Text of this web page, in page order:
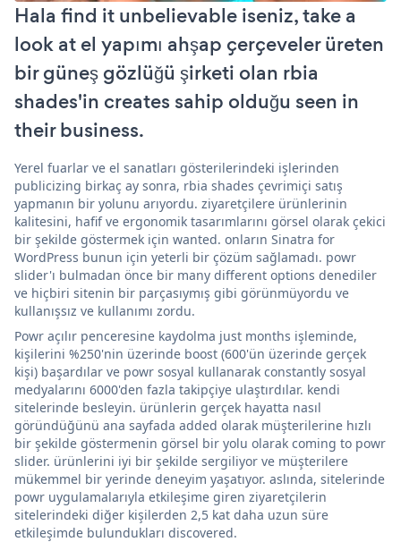
Hala find it unbelievable iseniz, take a
look at el yapımı ahşap çerçeveler üreten
bir güneş gözlüğü şirketi olan rbia
shades'in creates sahip olduğu seen in
their business.
Yerel fuarlar ve el sanatları gösterilerindeki işlerinden
publicizing birkaç ay sonra, rbia shades çevrimiçi satış
yapmanın bir yolunu arıyordu. ziyaretçilere ürünlerinin
kalitesini, hafif ve ergonomik tasarımlarını görsel olarak çekici
bir şekilde göstermek için wanted. onların Sinatra for
WordPress bunun için yeterli bir çözüm sağlamadı. powr
slider'ı bulmadan önce bir many different options denediler
ve hiçbiri sitenin bir parçasıymış gibi görünmüyordu ve
kullanışsız ve kullanımı zordu.
Powr açılır penceresine kaydolma just months işleminde,
kişilerini %250'nin üzerinde boost (600'ün üzerinde gerçek
kişi) başardılar ve powr sosyal kullanarak constantly sosyal
medyalarını 6000'den fazla takipçiye ulaştırdılar. kendi
sitelerinde besleyin. ürünlerin gerçek hayatta nasıl
göründüğünü ana sayfada added olarak müşterilerine hızlı
bir şekilde göstermenin görsel bir yolu olarak coming to powr
slider. ürünlerini iyi bir şekilde sergiliyor ve müşterilere
mükemmel bir yerinde deneyim yaşatıyor. aslında, sitelerinde
powr uygulamalarıyla etkileşime giren ziyaretçilerin
sitelerindeki diğer kişilerden 2,5 kat daha uzun süre
etkileşimde bulundukları discovered.